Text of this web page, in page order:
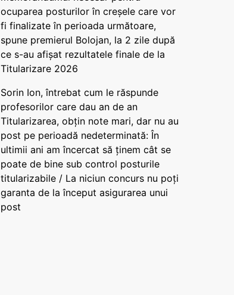
ocuparea posturilor în creșele care vor
fi finalizate în perioada următoare,
spune premierul Bolojan, la 2 zile după
ce s-au afișat rezultatele finale de la
Titularizare 2026
Sorin Ion, întrebat cum le răspunde
profesorilor care dau an de an
Titularizarea, obțin note mari, dar nu au
post pe perioadă nedeterminată: În
ultimii ani am încercat să ținem cât se
poate de bine sub control posturile
titularizabile / La niciun concurs nu poți
garanta de la început asigurarea unui
post